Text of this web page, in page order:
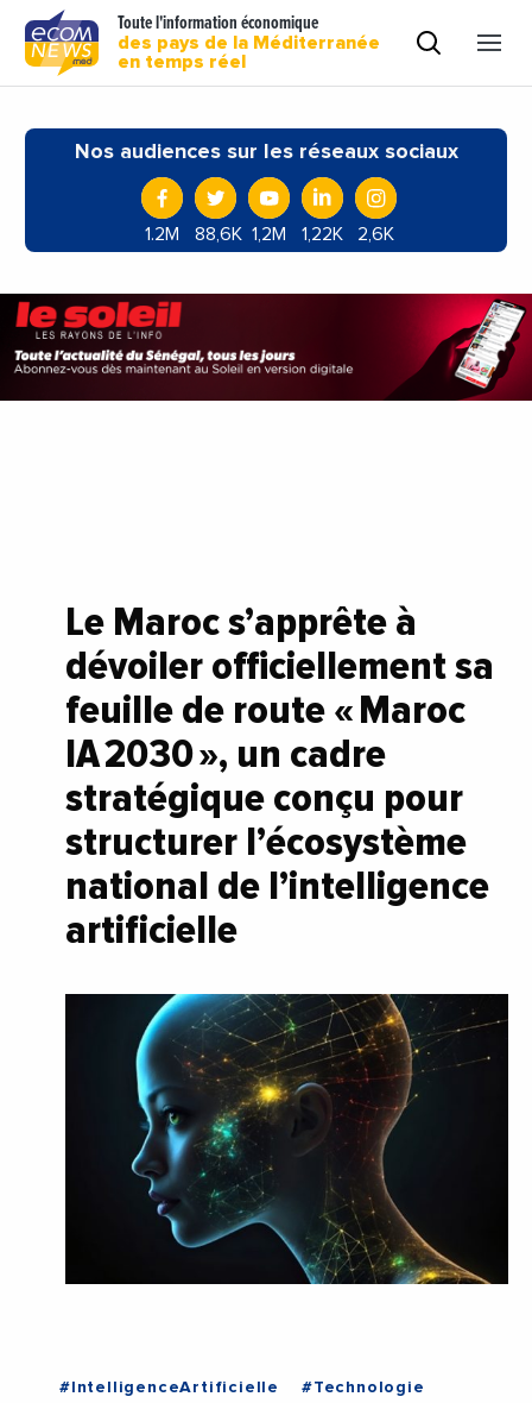
Toute l'information économique
des pays de la Méditerranée
en temps réel
Nos audiences sur les réseaux sociaux
1.2M 88,6K 1,2M 1,22K 2,6K
Le Maroc s’apprête à
dévoiler officiellement sa
feuille de route « Maroc
IA 2030 », un cadre
stratégique conçu pour
structurer l’écosystème
national de l’intelligence
artificielle
#IntelligenceArtificielle
#Technologie